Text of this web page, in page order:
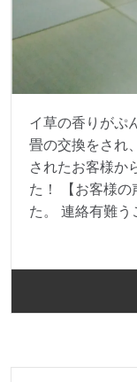
イ草の香りがぷ
畳の交換をされ
されたお客様か
た！ 【お客様の
た。 連絡有難